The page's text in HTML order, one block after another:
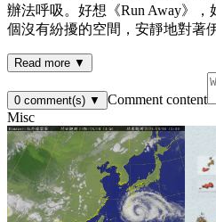
辦法呼吸。好想《Run Away》
個沒有紛擾的空間，安靜地對著
Read more ▼
0 comment(s) ▼
Comment content
Misc